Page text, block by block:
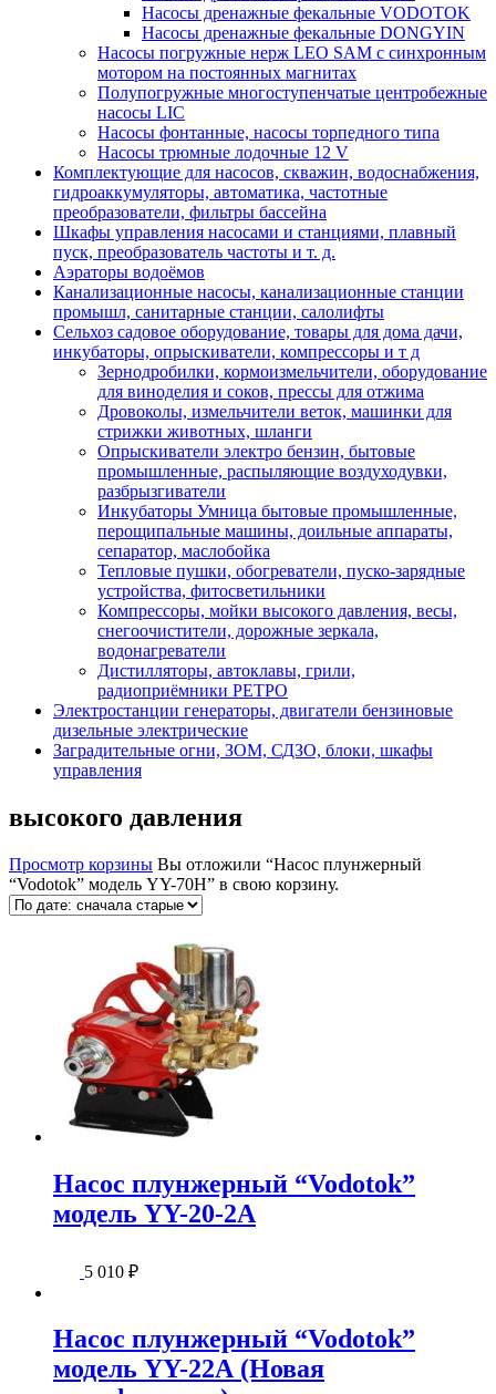
Насосы дренажные фекальные VODOTOK
Насосы дренажные фекальные DONGYIN
Насосы погружные нерж LEO SAM с синхронным
мотором на постоянных магнитах
Полупогружные многоступенчатые центробежные
насосы LIC
Насосы фонтанные, насосы торпедного типа
Насосы трюмные лодочные 12 V
Комплектующие для насосов, скважин, водоснабжения,
гидроаккумуляторы, автоматика, частотные
преобразователи, фильтры бассейна
Шкафы управления насосами и станциями, плавный
пуск, преобразователь частоты и т. д.
Аэраторы водоёмов
Канализационные насосы, канализационные станции
промышл, санитарные станции, салолифты
Сельхоз садовое оборудование, товары для дома дачи,
инкубаторы, опрыскиватели, компрессоры и т д
Зернодробилки, кормоизмельчители, оборудование
для виноделия и соков, прессы для отжима
Дровоколы, измельчители веток, машинки для
стрижки животных, шланги
Опрыскиватели электро бензин, бытовые
промышленные, распыляющие воздуходувки,
разбрызгиватели
Инкубаторы Умница бытовые промышленные,
перощипальные машины, доильные аппараты,
сепаратор, маслобойка
Тепловые пушки, обогреватели, пуско-зарядные
устройства, фитосветильники
Компрессоры, мойки высокого давления, весы,
снегоочистители, дорожные зеркала,
водонагреватели
Дистилляторы, автоклавы, грили,
радиоприёмники РЕТРО
Электростанции генераторы, двигатели бензиновые
дизельные электрические
Заградительные огни, ЗОМ, СДЗО, блоки, шкафы
управления
высокого давления
Просмотр корзины Вы отложили “Насос плунжерный
“Vodotok” модель YY-70Н” в свою корзину.
Насос плунжерный “Vodotok”
модель YY-20-2A
5 010 ₽
Насос плунжерный “Vodotok”
модель YY-22А (Новая